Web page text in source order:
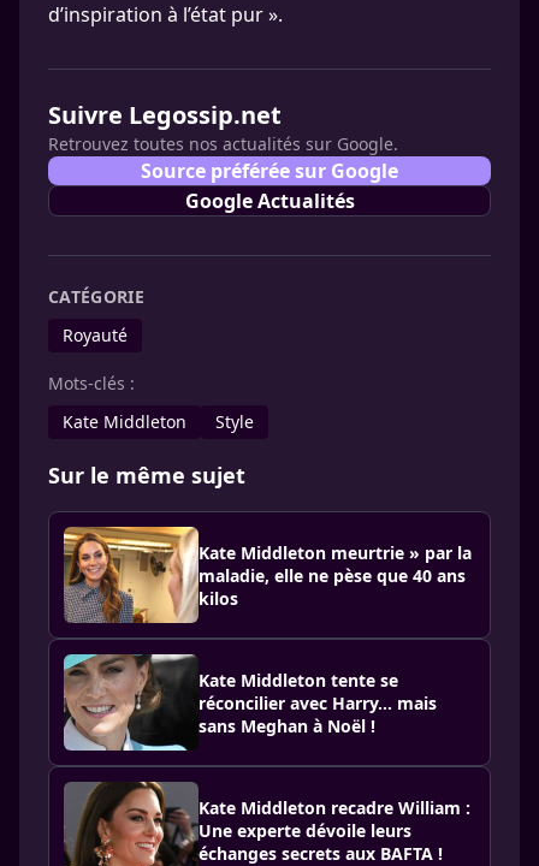
d’inspiration à l’état pur ».
Suivre Legossip.net
Retrouvez toutes nos actualités sur Google.
Source préférée sur Google
Google Actualités
CATÉGORIE
Royauté
Mots-clés :
Kate Middleton
Style
Sur le même sujet
Kate Middleton meurtrie » par la
maladie, elle ne pèse que 40 ans
kilos
Kate Middleton tente se
réconcilier avec Harry… mais
sans Meghan à Noël !
Kate Middleton recadre William :
Une experte dévoile leurs
échanges secrets aux BAFTA !